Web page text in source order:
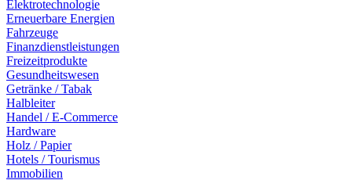
Elektrotechnologie
Erneuerbare Energien
Fahrzeuge
Finanzdienstleistungen
Freizeitprodukte
Gesundheitswesen
Getränke / Tabak
Halbleiter
Handel / E-Commerce
Hardware
Holz / Papier
Hotels / Tourismus
Immobilien